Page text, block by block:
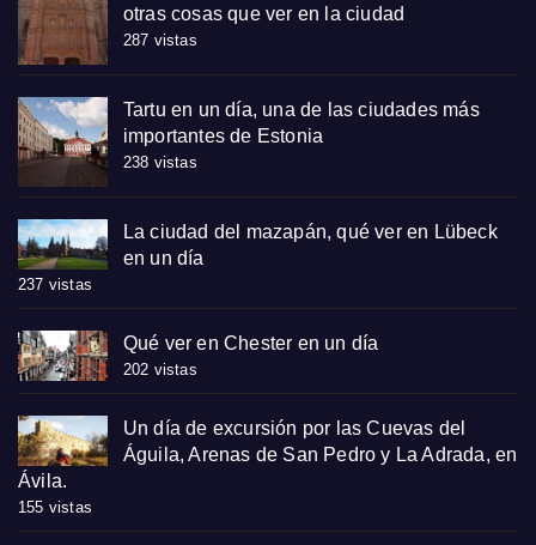
otras cosas que ver en la ciudad
287 vistas
Tartu en un día, una de las ciudades más
importantes de Estonia
238 vistas
La ciudad del mazapán, qué ver en Lübeck
en un día
237 vistas
Qué ver en Chester en un día
202 vistas
Un día de excursión por las Cuevas del
Águila, Arenas de San Pedro y La Adrada, en
Ávila.
155 vistas